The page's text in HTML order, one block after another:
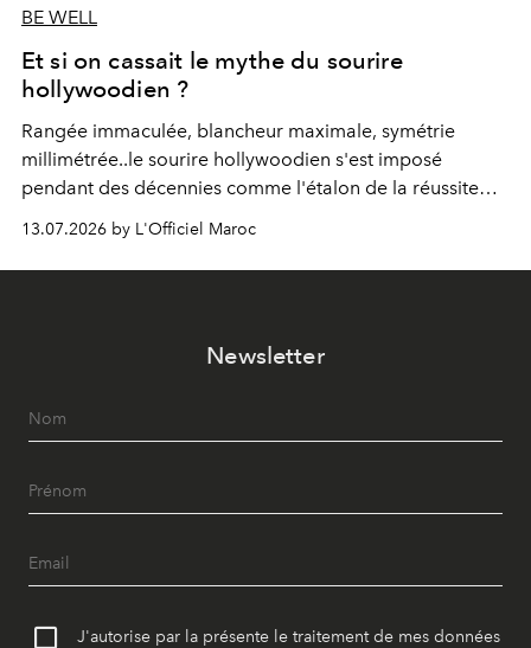
BE WELL
Et si on cassait le mythe du sourire
hollywoodien ?
Rangée immaculée, blancheur maximale, symétrie
millimétrée..le sourire hollywoodien s'est imposé
pendant des décennies comme l'étalon de la réussite
esthétique. Mais ce que l'on prenait pour un idéal se
révèle être un standard, qui, par définition, gomme ce
qui nous distingue. Aujourd'hui, la dentisterie change de
13.07.2026 by L'Officiel Maroc
Newsletter
J'autorise par la présente le traitement de mes données